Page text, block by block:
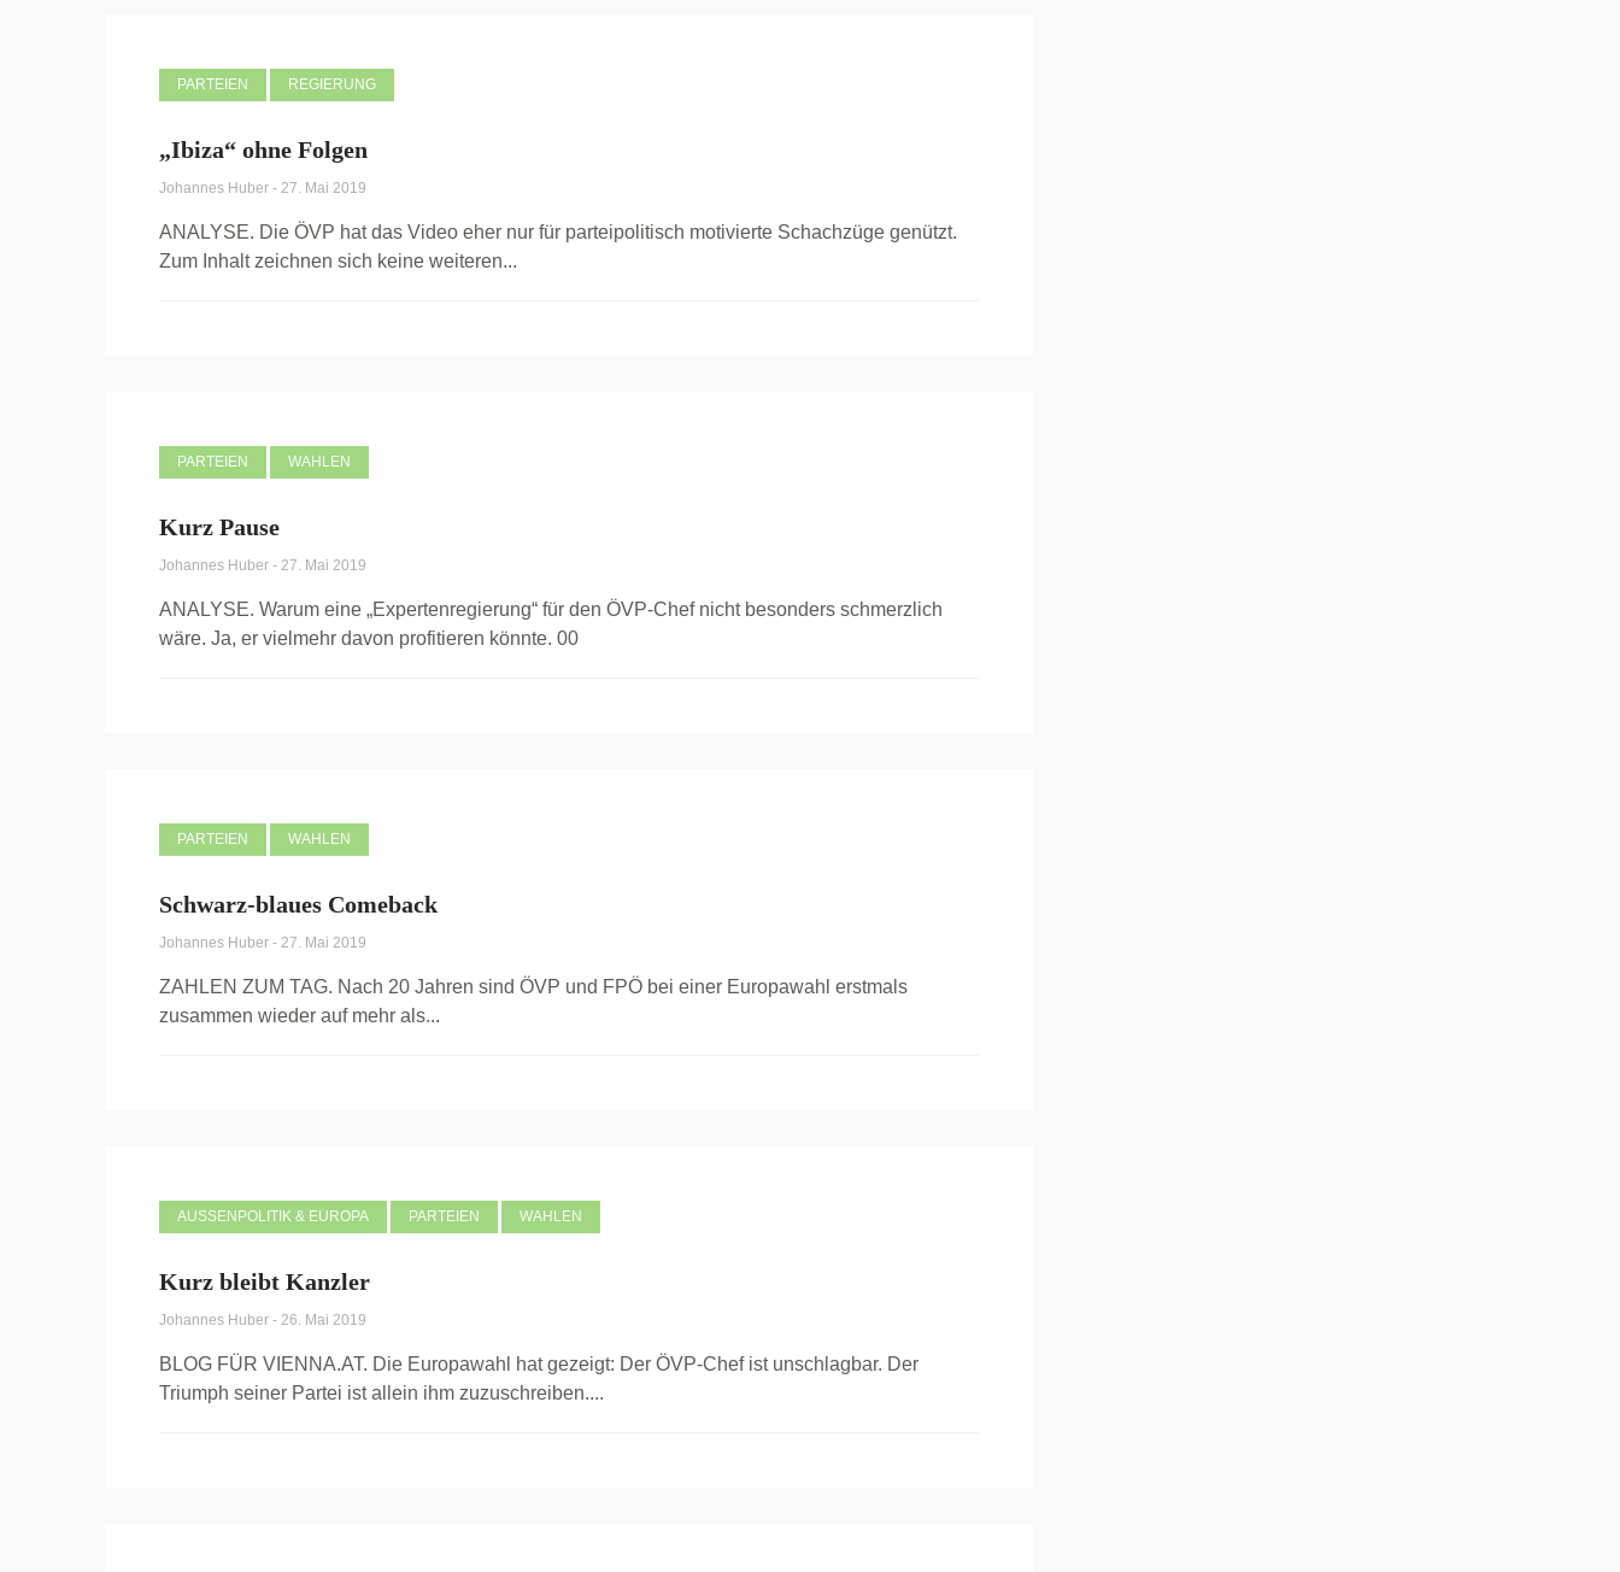
PARTEIEN REGIERUNG
„Ibiza“ ohne Folgen
Johannes Huber - 27. Mai 2019
ANALYSE. Die ÖVP hat das Video eher nur für parteipolitisch motivierte Schachzüge genützt.
Zum Inhalt zeichnen sich keine weiteren...
PARTEIEN WAHLEN
Kurz Pause
Johannes Huber - 27. Mai 2019
ANALYSE. Warum eine „Expertenregierung“ für den ÖVP-Chef nicht besonders schmerzlich
wäre. Ja, er vielmehr davon profitieren könnte. 00
PARTEIEN WAHLEN
Schwarz-blaues Comeback
Johannes Huber - 27. Mai 2019
ZAHLEN ZUM TAG. Nach 20 Jahren sind ÖVP und FPÖ bei einer Europawahl erstmals
zusammen wieder auf mehr als...
AUSSENPOLITIK & EUROPA PARTEIEN WAHLEN
Kurz bleibt Kanzler
Johannes Huber - 26. Mai 2019
BLOG FÜR VIENNA.AT. Die Europawahl hat gezeigt: Der ÖVP-Chef ist unschlagbar. Der
Triumph seiner Partei ist allein ihm zuzuschreiben....